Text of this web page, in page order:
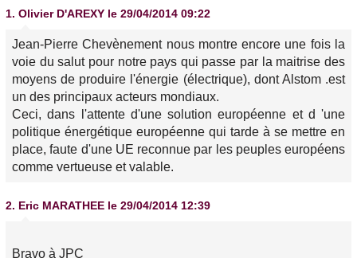
1. Olivier D'AREXY le 29/04/2014 09:22
Jean-Pierre Chevènement nous montre encore une fois la
voie du salut pour notre pays qui passe par la maitrise des
moyens de produire l'énergie (électrique), dont Alstom .est
un des principaux acteurs mondiaux.
Ceci, dans l'attente d'une solution européenne et d 'une
politique énergétique européenne qui tarde à se mettre en
place, faute d'une UE reconnue par les peuples européens
comme vertueuse et valable.
2. Eric MARATHEE le 29/04/2014 12:39
Bravo à JPC